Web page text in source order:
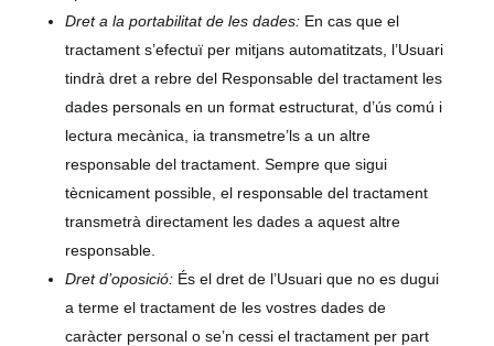
Dret a la portabilitat de les dades: En cas que el
tractament s’efectuï per mitjans automatitzats, l’Usuari
tindrà dret a rebre del Responsable del tractament les
dades personals en un format estructurat, d’ús comú i
lectura mecànica, ia transmetre’ls a un altre
responsable del tractament. Sempre que sigui
tècnicament possible, el responsable del tractament
transmetrà directament les dades a aquest altre
responsable.
Dret d’oposició: És el dret de l’Usuari que no es dugui
a terme el tractament de les vostres dades de
caràcter personal o se’n cessi el tractament per part